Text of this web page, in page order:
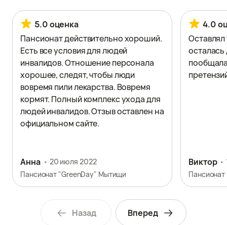
5.0 оценка
Пансионат действительно хороший.
Есть все условия для людей
инвалидов. Отношение персонала
хорошее, следят, чтобы люди
вовремя пили лекарства. Вовремя
кормят. Полный комплекс ухода для
людей инвалидов. Отзыв оставлен на
официальном сайте.
Анна
20 июля 2022
Пансионат "GreenDay" Мытищи
4.0
Виктор
Назад Вперед